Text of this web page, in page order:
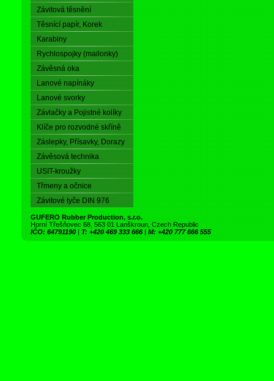
Závitová těsnění
Těsnící papír, Korek
Karabiny
Rychlospojky (mailonky)
Závěsná oka
Lanové napínáky
Lanové svorky
Závlačky a Pojistné kolíky
Klíče pro rozvodné skříně
Záslepky, Přísavky, Dorazy
Závěsová technika
USIT-kroužky
Třmeny a očnice
Závitové tyče DIN 976
GUFERO Rubber Production, s.r.o.
Horní Třešňovec 68, 563 01 Lanškroun, Czech Republic
IČO: 64791190 | T: +420 469 333 666 | M: +420 777 666 555